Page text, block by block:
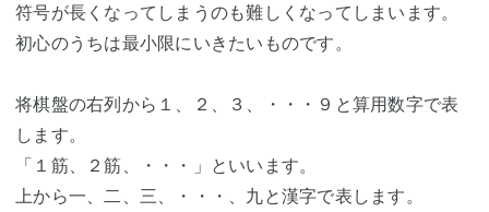
符号が長くなってしまうのも難しくなってしまいます。
初心のうちは最小限にいきたいものです。
将棋盤の右列から１、２、３、・・・９と算用数字で表
します。
「１筋、２筋、・・・」といいます。
上から一、二、三、・・・、九と漢字で表します。